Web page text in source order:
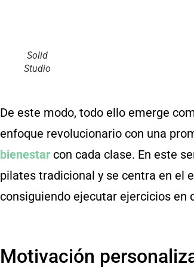
Solid
Studio
De este modo, todo ello emerge
enfoque revolucionario con una
bienestar con cada clase. En este
pilates tradicional y se centra en el
consiguiendo ejecutar ejercicios en
Motivación